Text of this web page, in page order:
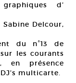
d’
Delcour,
du n°13 de
les courants
en présence
multicarte.